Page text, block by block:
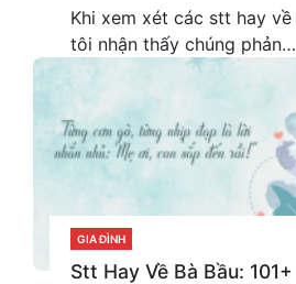
Khi xem xét các stt hay
tôi nhận thấy chúng phản…
CATEGORIES
GIA ĐÌNH
Stt Hay Về Bà Bầu: